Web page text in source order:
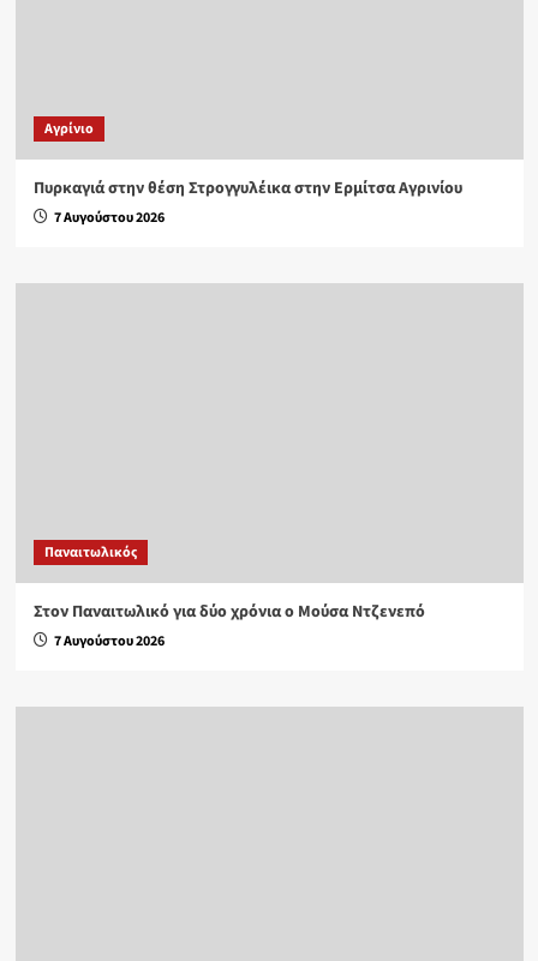
Aγρίνιο
Πυρκαγιά στην θέση Στρογγυλέικα στην Ερμίτσα Αγρινίου
7 Αυγούστου 2026
Παναιτωλικός
Στον Παναιτωλικό για δύο χρόνια ο Μούσα Ντζενεπό
7 Αυγούστου 2026